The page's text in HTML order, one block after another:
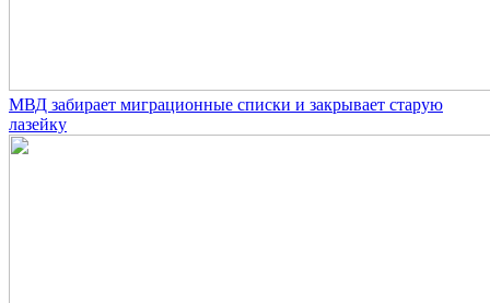
МВД забирает миграционные списки и закрывает старую
лазейку